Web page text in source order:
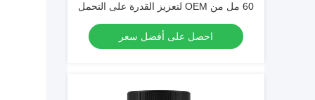
60 مل من OEM لتعزيز القدرة على التحمل
لدى الذكور
احصل على أفضل سعر